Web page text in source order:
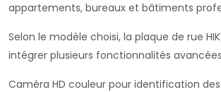
appartements, bureaux et bâtiments
Selon le modèle choisi, la plaque de rue
intégrer plusieurs fonctionnalités
Caméra HD couleur pour identification des